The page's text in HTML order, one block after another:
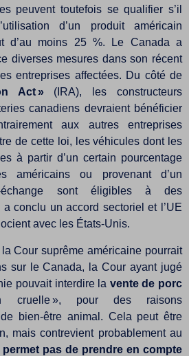
peuvent toutefois se qualifier s’il
d’un produit américain
d’au moins 25 %. Le Canada a
diverses mesures dans son récent
entreprises affectées. Du côté de
Act »(IRA), les constructeurs
canadiens devraient bénéficier
aux autres entreprises
de cette loi, les véhicules dont les
à partir d’un certain pourcentage
américains ou provenant d’un
échange sont éligibles à des
conclu un accord sectoriel et l’UE
avec les États-Unis.
Cour suprême américaine pourrait
sur le Canada, la Cour ayant jugé
pouvait interdire la vente de porc
cruelle », pour des raisons
bien-être animal. Cela peut être
mais contrevient probablement au
permet pas de prendre en compte